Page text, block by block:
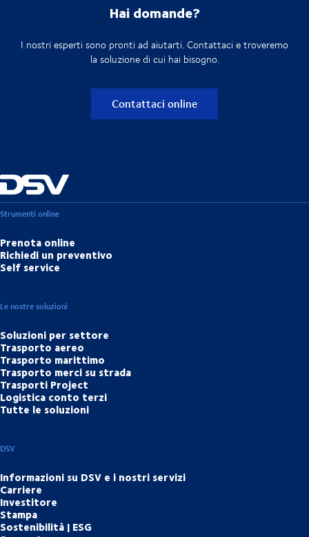
Hai domande?
I nostri esperti sono pronti ad aiutarti. Contattaci e troveremo
la soluzione di cui hai bisogno.
Contattaci online
Strumenti online
Prenota online
Richiedi un preventivo
Self service
Le nostre soluzioni
Soluzioni per settore
Trasporto aereo
Trasporto marittimo
Trasporto merci su strada
Trasporti Project
Logistica conto terzi
Tutte le soluzioni
DSV
Informazioni su DSV e i nostri servizi
Carriere
Investitore
Stampa
Sostenibilità | ESG